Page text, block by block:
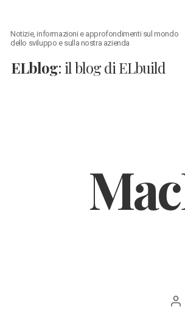
Notizie, informazioni e approfondimenti sul mondo
dello sviluppo e sulla nostra azienda
ELblog: il blog di ELbuild